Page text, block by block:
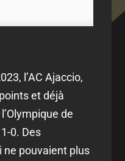
l’AC Ajaccio,
et déjà
de
0. Des
ne pouvaient plus